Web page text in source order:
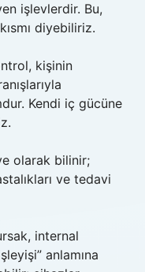
işlevlerdir. Bu,
diyebiliriz.
kişinin
Kendi iç gücüne
olarak bilinir;
ve tedavi
internal
anlamına